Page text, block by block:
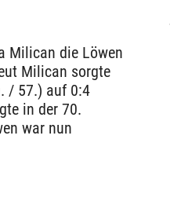
Milican die Löwen
Milican sorgte
/ 57.) auf 0:4
in der 70.
war nun